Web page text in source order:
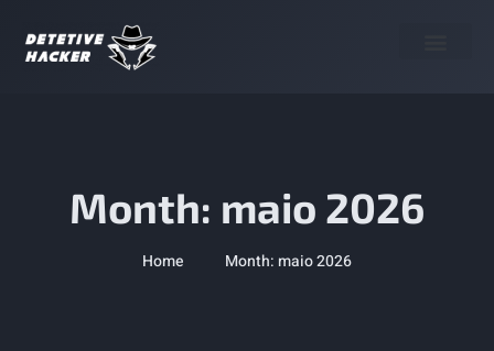
Month: maio 2026
Home Month: maio 2026